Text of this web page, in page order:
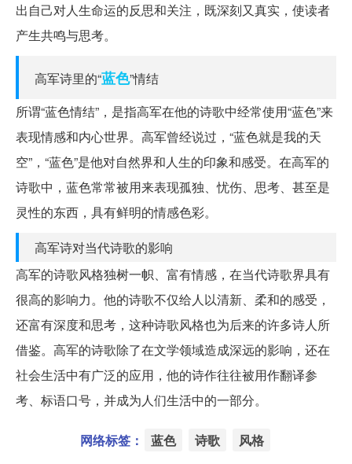
出自己对人生命运的反思和关注，既深刻又真实，使读者
产生共鸣与思考。
高军诗里的“蓝色”情结
所谓“蓝色情结”，是指高军在他的诗歌中经常使用“蓝色”来
表现情感和内心世界。高军曾经说过，“蓝色就是我的天
空”，“蓝色”是他对自然界和人生的印象和感受。在高军的
诗歌中，蓝色常常被用来表现孤独、忧伤、思考、甚至是
灵性的东西，具有鲜明的情感色彩。
高军诗对当代诗歌的影响
高军的诗歌风格独树一帜、富有情感，在当代诗歌界具有
很高的影响力。他的诗歌不仅给人以清新、柔和的感受，
还富有深度和思考，这种诗歌风格也为后来的许多诗人所
借鉴。高军的诗歌除了在文学领域造成深远的影响，还在
社会生活中有广泛的应用，他的诗作往往被用作翻译参
考、标语口号，并成为人们生活中的一部分。
网络标签： 蓝色 诗歌 风格